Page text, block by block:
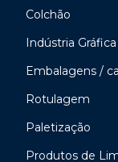
Colchão
Indústria Gráfica
Embalagens /
Rotulagem
Paletização
Produtos de